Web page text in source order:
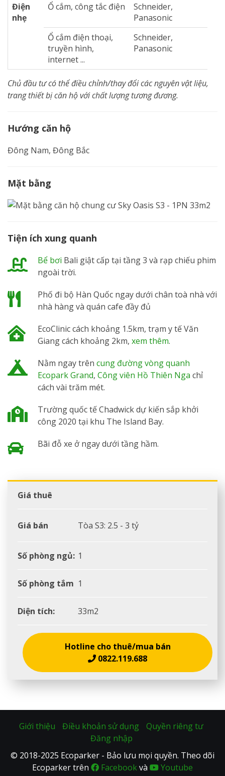
Điện
nhẹ
Ổ cắm, công tắc điện
Schneider,
Panasonic
Ổ cắm điện thoại,
truyền hình,
internet ...
Schneider,
Panasonic
Chủ đầu tư có thể điều chỉnh/thay đổi các nguyên vật liệu,
trang thiết bị căn hộ với chất lượng tương đương.
Hướng căn hộ
Đông Nam, Đông Bắc
Mặt bằng
Tiện ích xung quanh
Bể bơi Bali giật cấp tại tầng 3 và rạp chiếu phim
ngoài trời.
Phố đi bộ Hàn Quốc ngay dưới chân toà nhà với
nhà hàng và quán cafe đầy đủ
EcoClinic cách khoảng 1.5km, trạm y tế Văn
Giang cách khoảng 2km, xem thêm.
Nằm ngay trên cung đường vòng quanh
Ecopark Grand, Công viên Hồ Thiên Nga chỉ
cách vài trăm mét.
Trường quốc tế Chadwick dự kiến sắp khởi
công 2020 tại khu The Island Bay.
Bãi đỗ xe ở ngay dưới tầng hầm.
Giá thuê
Giá bán Tòa S3: 2.5 - 3 tỷ
Số phòng ngủ: 1
Số phòng tắm 1
Diện tích: 33m2
Hotline cho thuê/mua bán
0822.119.688
Giới thiệu Điều khoản sử dụng
Quyền riêng tư
Đăng nhập
© 2018-2025 Ecoparker - Bảo lưu mọi quyền. Theo dõi
Ecoparker trên
Facebookvà
Youtube